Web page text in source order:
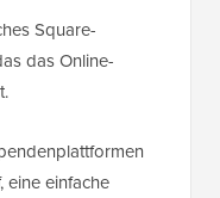
Square-
das Online-
eine einfache